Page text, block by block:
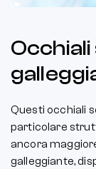
Questi occhiali
particolare
ancora
galleggiante,